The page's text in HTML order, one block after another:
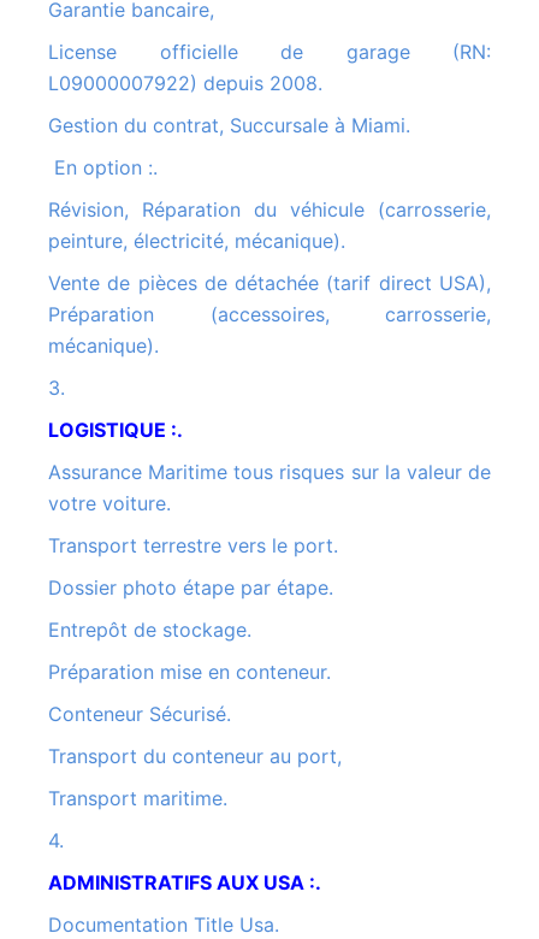
Garantie bancaire,
License officielle de garage (RN:
L09000007922) depuis 2008.
Gestion du contrat, Succursale à Miami.
En option :.
Révision, Réparation du véhicule (carrosserie,
peinture, électricité, mécanique).
Vente de pièces de détachée (tarif direct USA),
Préparation (accessoires, carrosserie,
mécanique).
3.
LOGISTIQUE :.
Assurance Maritime tous risques sur la valeur de
votre voiture.
Transport terrestre vers le port.
Dossier photo étape par étape.
Entrepôt de stockage.
Préparation mise en conteneur.
Conteneur Sécurisé.
Transport du conteneur au port,
Transport maritime.
4.
ADMINISTRATIFS AUX USA :.
Documentation Title Usa.